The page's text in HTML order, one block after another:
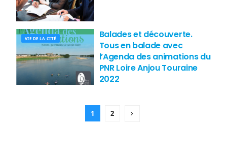
VIE DE LA CITÉ
Balades et découverte.
Tous en balade avec
l’Agenda des animations du
PNR Loire Anjou Touraine
2022
1 2